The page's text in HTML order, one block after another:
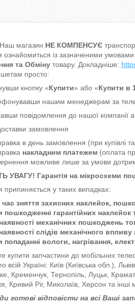
Наш магазин НЕ КОМПЕНСУЄ
ознайомиться із зазначеними
та Обміну товару. Докладніше:
просто:
кнопку «Купити» або «Купити в
нашим менеджерам за
повідомлення до нашої компанії
замовлення
в день замовлення (при купівлі
накладним платежем (оплата
можливе лише за умови
УВАГУ! Гарантія на мікросхеми
припиняється у таких випадках:
час зняття захисних наклейок,
пошкодженні гарантійних
механічних пошкоджень
слідів механічного
попаданні вологи, нагрівання,
купити запчастини до мобільних
всій Україні: Київ (Київська обл.),
Кременчук, Тернопіль, Луцьк,
Кривий Ріг, Миколаїв, Херсон та інші
готові відповісти на всі Ваші